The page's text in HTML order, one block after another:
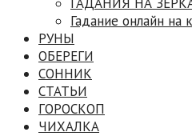
Гадание онлайн на
РУНЫ
ОБЕРЕГИ
СОННИК
СТАТЬИ
ГОРОСКОП
ЧИХАЛКА